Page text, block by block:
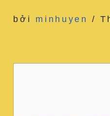
bởi minhuyen